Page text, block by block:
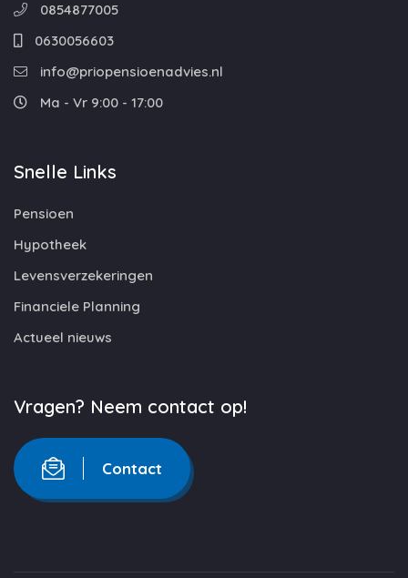
0854877005
0630056603
info@priopensioenadvies.nl
Ma - Vr 9:00 - 17:00
Snelle Links
Pensioen
Hypotheek
Levensverzekeringen
Financiele Planning
Actueel nieuws
Vragen? Neem contact op!
Contact